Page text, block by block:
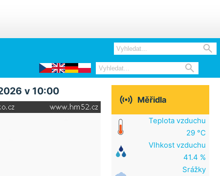


v 10:00  Měřidla
Teplota vzduchu
29 °C
Vlhkost vzduchu
41.4 %
Srážky